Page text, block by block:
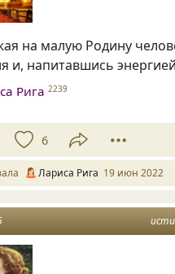
на малую Родину
и, напитавшись
Рига 2239
6
Лариса Рига 19 июн 2022